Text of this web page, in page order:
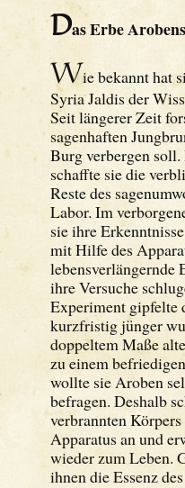
Das Erbe Arobens
Wie bekannt hat
Syria Jaldis der
Seit längerer Zeit
sagenhaften
Burg verbergen
schaffte sie die
Reste des
Labor. Im
sie ihre
mit Hilfe des
lebensverlängernde
ihre Versuche
Experiment gipfelte
kurzfristig jünger
doppeltem Maße
zu einem
wollte sie Aroben
befragen. Deshalb
verbrannten
Apparatus an und
wieder zum Leben.
ihnen die Essenz